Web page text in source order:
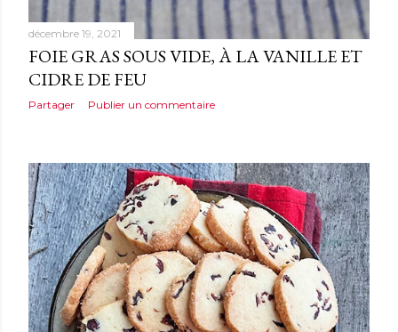
décembre 19, 2021
FOIE GRAS SOUS VIDE, À LA VANILLE ET
CIDRE DE FEU
Partager Publier un commentaire